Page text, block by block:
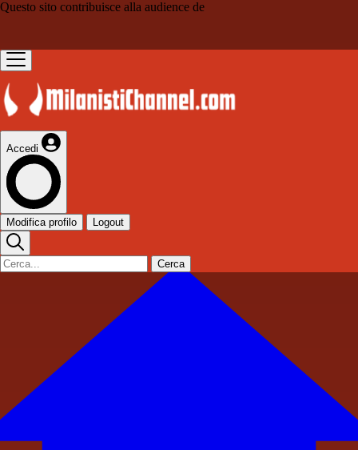
Questo sito contribuisce alla audience de
Accedi
Modifica profilo Logout
Cerca